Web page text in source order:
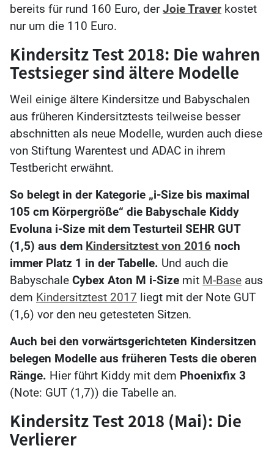
bereits für rund 160 Euro, derJoie Traver kostet
nur um die 110 Euro.
Kindersitz Test 2018: Die wahren
Testsieger sind ältere Modelle
Weil einige ältere Kindersitze und Babyschalen
aus früheren Kindersitztests teilweise besser
abschnitten als neue Modelle, wurden auch diese
von Stiftung Warentest und ADAC in ihrem
Testbericht erwähnt.
So belegt in der Kategorie „i-Size bis maximal
105 cm Körpergröße“ die Babyschale Kiddy
Evoluna i-Size mit dem Testurteil SEHR GUT
(1,5) aus dem Kindersitztest von 2016 noch
immer Platz 1 in der Tabelle. Und auch die
Babyschale Cybex Aton M i-Size mit M-Base aus
dem Kindersitztest 2017 liegt mit der Note GUT
(1,6) vor den neu getesteten Sitzen.
Auch bei den vorwärtsgerichteten Kindersitzen
belegen Modelle aus früheren Tests die oberen
Ränge. Hier führt Kiddy mit dem Phoenixfix 3
(Note: GUT (1,7)) die Tabelle an.
Kindersitz Test 2018 (Mai): Die
Verlierer